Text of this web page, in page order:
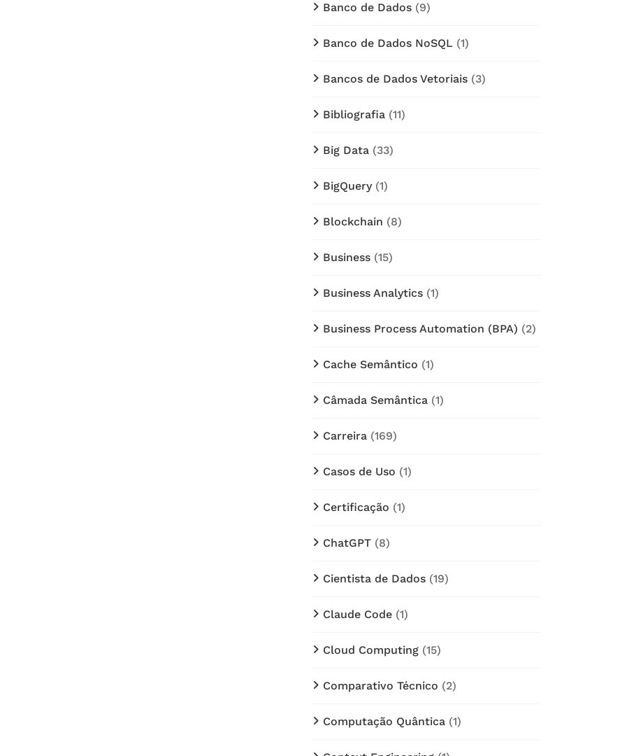
Banco de Dados (9)
Banco de Dados NoSQL (1)
Bancos de Dados Vetoriais (3)
Bibliografia (11)
Big Data (33)
BigQuery(1)
Blockchain (8)
Business (15)
Business Analytics (1)
Business Process Automation (BPA) (2)
Cache Semântico (1)
Câmada Semântica (1)
Carreira (169)
Casos de Uso (1)
Certificação (1)
ChatGPT (8)
Cientista de Dados (19)
Claude Code (1)
Cloud Computing (15)
Comparativo Técnico (2)
Computação Quântica (1)